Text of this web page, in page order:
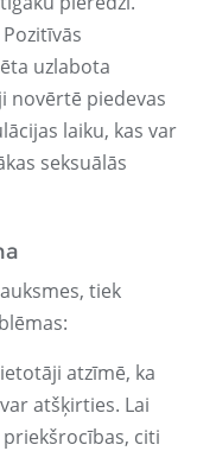
Pozitīvās
uzlabota
novērtē piedevas
laiku, kas var
seksuālās
tiek
atzīmē, ka
atšķirties. Lai
citi